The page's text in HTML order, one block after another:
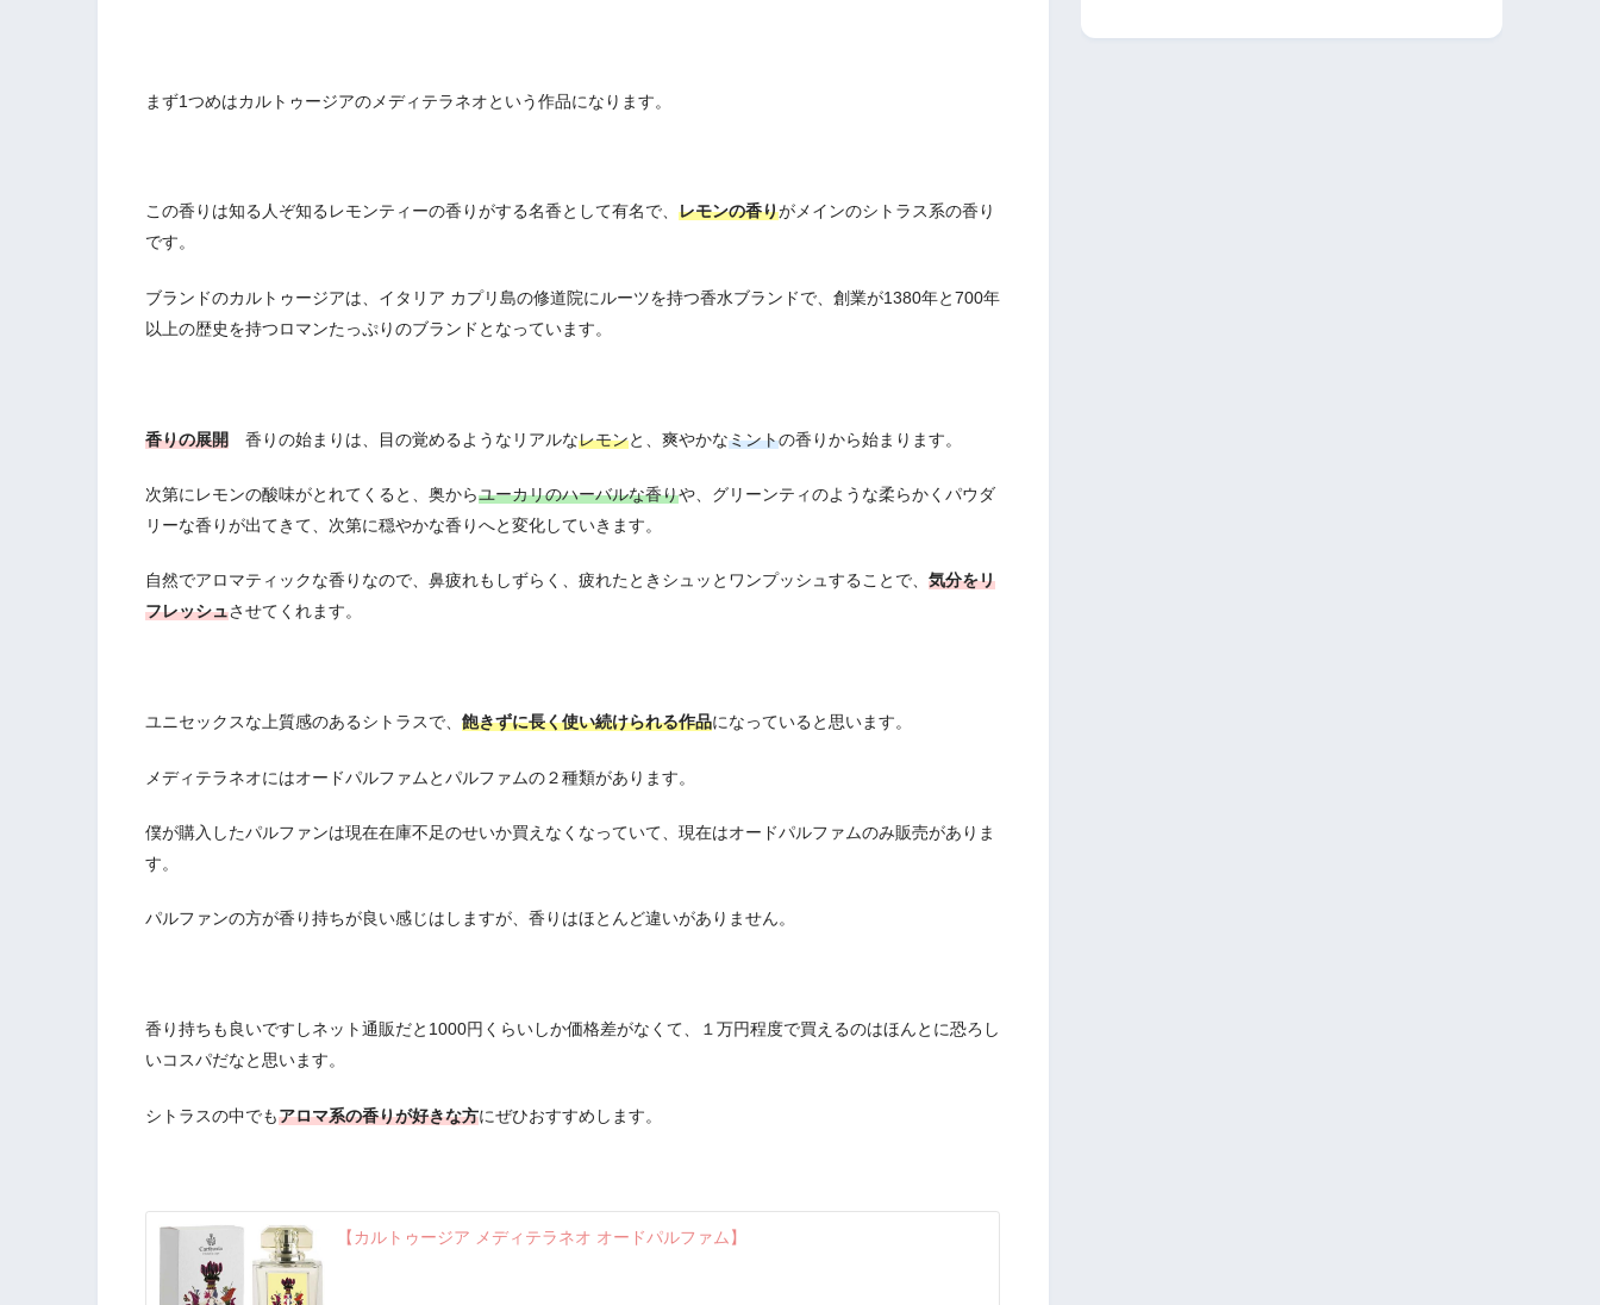
まず1つめはカルトゥージアのメディテラネオという作品になります。
この香りは知る人ぞ知るレモンティーの香りがする名香として有名で、 レモンの香りがメインのシトラス系の香り
です。
ブランドのカルトゥージアは、イタリア カプリ島の修道院にルーツを持つ香水ブランドで、創業が1380年と700年
以上の歴史を持つロマンたっぷりのブランドとなっています。
香りの展開 香りの始まりは、目の覚めるようなリアルなレモンと、爽やかなミントの香りから始まります。
次第にレモンの酸味がとれてくると、奥からユーカリのハーバルな香りや、グリーンティのような柔らかくパウダ
リーな香りが出てきて、次第に穏やかな香りへと変化していきます。
自然でアロマティックな香りなので、鼻疲れもしずらく、疲れたときシュッとワンプッシュすることで、 気分をリ
フレッシュさせてくれます。
ユニセックスな上質感のあるシトラスで、 飽きずに長く使い続けられる作品になっていると思います。
メディテラネオにはオードパルファムとパルファムの２種類があります。
僕が購入したパルファンは現在在庫不足のせいか買えなくなっていて、現在はオードパルファムのみ販売がありま
す。
パルファンの方が香り持ちが良い感じはしますが、香りはほとんど違いがありません。
香り持ちも良いですしネット通販だと1000円くらいしか価格差がなくて、１万円程度で買えるのはほんとに恐ろし
いコスパだなと思います。
シトラスの中でもアロマ系の香りが好きな方にぜひおすすめします。
【カルトゥージア メディテラネオ オードパルファム】